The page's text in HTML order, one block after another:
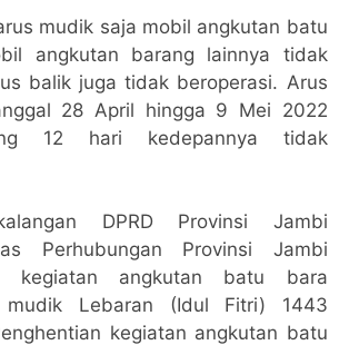
mudik saja mobil angkutan batu
angkutan barang lainnya tidak
balik juga tidak beroperasi. Arus
28 April hingga 9 Mei 2022
12 hari kedepannya tidak
DPRD Provinsi Jambi
Perhubungan Provinsi Jambi
kegiatan angkutan batu bara
mudik Lebaran (Idul Fitri) 1443
kegiatan angkutan batu